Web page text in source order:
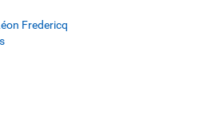
Fredericq